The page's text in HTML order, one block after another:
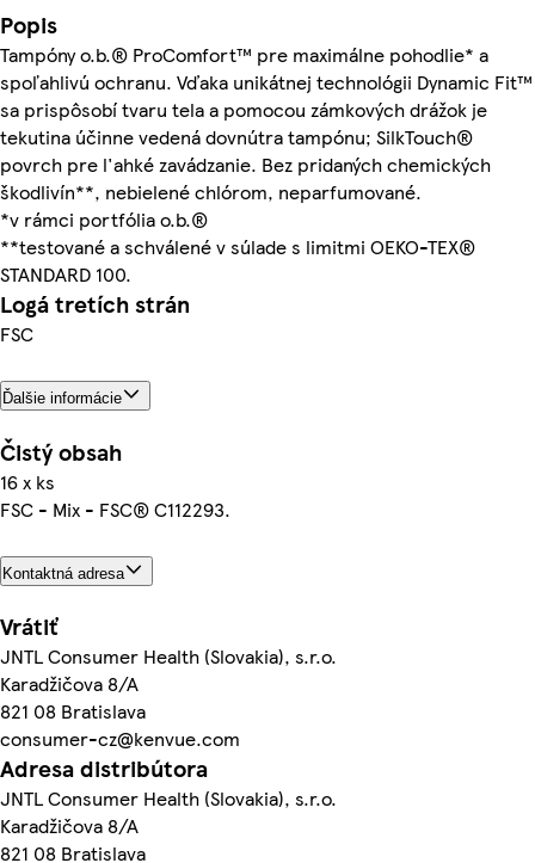
Popis
Tampóny o.b.® ProComfort™ pre maximálne pohodlie* a
spoľahlivú ochranu. Vďaka unikátnej technológii Dynamic Fit™
sa prispôsobí tvaru tela a pomocou zámkových drážok je
tekutina účinne vedená dovnútra tampónu; SilkTouch®
povrch pre l'ahké zavádzanie. Bez pridaných chemických
škodlivín**, nebielené chlórom, neparfumované.
*v rámci portfólia o.b.®
**testované a schválené v súlade s limitmi OEKO-TEX®
STANDARD 100.
Logá tretích strán
FSC
Ďalšie informácie
Čistý obsah
16 x ks
FSC - Mix - FSC® C112293.
Kontaktná adresa
Vrátiť
JNTL Consumer Health (Slovakia), s.r.o.
Karadžičova 8/A
821 08 Bratislava
consumer-cz@kenvue.com
Adresa distribútora
JNTL Consumer Health (Slovakia), s.r.o.
Karadžičova 8/A
821 08 Bratislava